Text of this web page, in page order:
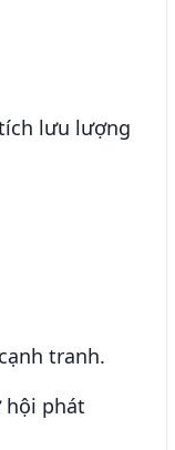
lưu lượng
tranh.
hội phát